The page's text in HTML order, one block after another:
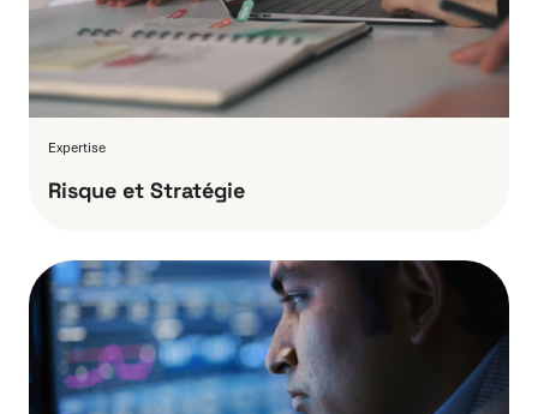
Expertise
Risque et Stratégie